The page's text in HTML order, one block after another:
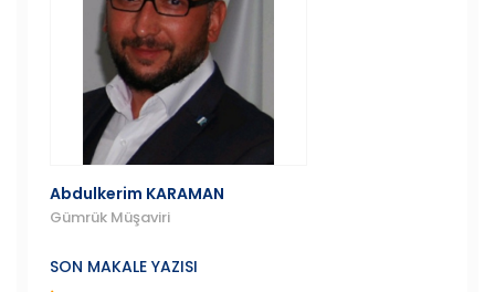
Abdulkerim KARAMAN
Gümrük Müşaviri
SON MAKALE YAZISI